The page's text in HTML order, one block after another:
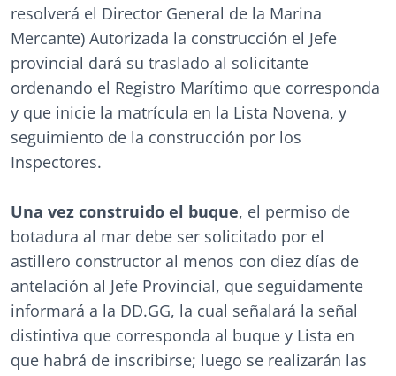
resolverá el Director General de la Marina
Mercante) Autorizada la construcción el Jefe
provincial dará su traslado al solicitante
ordenando el Registro Marítimo que corresponda
y que inicie la matrícula en la Lista Novena, y
seguimiento de la construcción por los
Inspectores.
Una vez construido el buque, el permiso de
botadura al mar debe ser solicitado por el
astillero constructor al menos con diez días de
antelación al Jefe Provincial, que seguidamente
informará a la DD.GG, la cual señalará la señal
distintiva que corresponda al buque y Lista en
que habrá de inscribirse; luego se realizarán las